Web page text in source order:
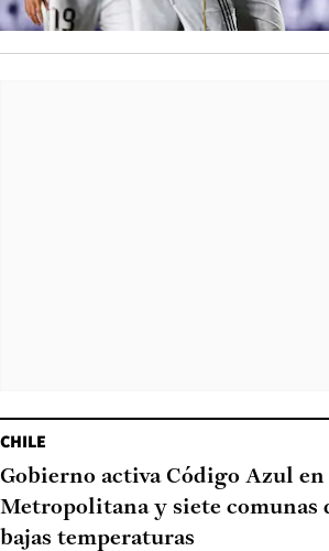
CHILE
Gobierno activa Código Azul
Metropolitana y siete comunas
bajas temperaturas